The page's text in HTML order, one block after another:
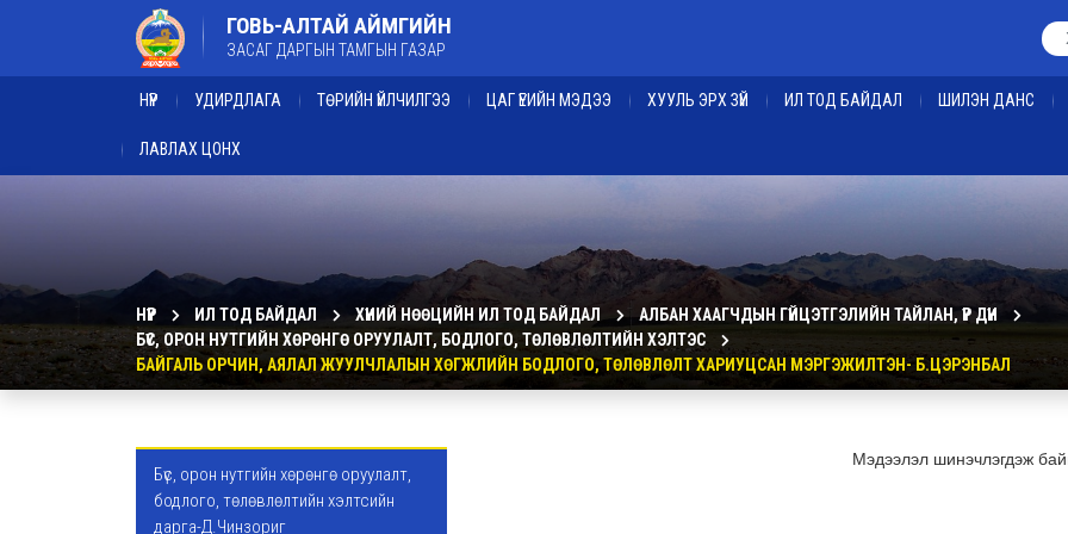
ГОВЬ-АЛТАЙ АЙМГИЙН
ЗАСАГ ДАРГЫН ТАМГЫН ГАЗАР
НҮҮР УДИРДЛАГА ТӨРИЙН ҮЙЛЧИЛГЭЭ ЦАГ ҮЕИЙН МЭДЭЭ ХУУЛЬ ЭРХ ЗҮЙ ИЛ ТОД БАЙДАЛ ШИЛЭН ДАНС
ЛАВЛАХ ЦОНХ
НҮҮР ИЛ ТОД БАЙДАЛ ХҮНИЙ НӨӨЦИЙН ИЛ ТОД БАЙДАЛ
АЛБАН ХААГЧДЫН ГҮЙЦЭТГЭЛИЙН ТАЙЛАН, ҮР ДҮН
БҮС, ОРОН НУТГИЙН ХӨРӨНГӨ ОРУУЛАЛТ, БОДЛОГО, ТӨЛӨВЛӨЛТИЙН ХЭЛТЭС
БАЙГАЛЬ ОРЧИН, АЯЛАЛ ЖУУЛЧЛАЛЫН ХӨГЖЛИЙН БОДЛОГО, ТӨЛӨВЛӨЛТ ХАРИУЦСАН МЭРГЭЖИЛТЭН- Б.ЦЭРЭНБАЛ
Бүс, орон нутгийн хөрөнгө оруулалт,
бодлого, төлөвлөлтийн хэлтсийн
дарга-Д.Чинзориг
Мэдээлэл шинэчлэгдэж